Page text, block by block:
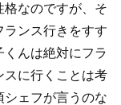
格なのですが、そ
ランス行きをすす
んは絶対にフラ
スに行くことは考
シェフが言うのな